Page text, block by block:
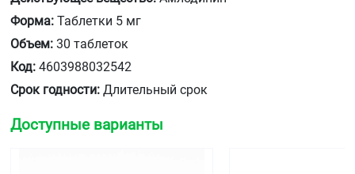
Форма: Таблетки 5 мг
Объем: 30 таблеток
Код: 4603988032542
Срок годности: Длительный срок
Доступные варианты